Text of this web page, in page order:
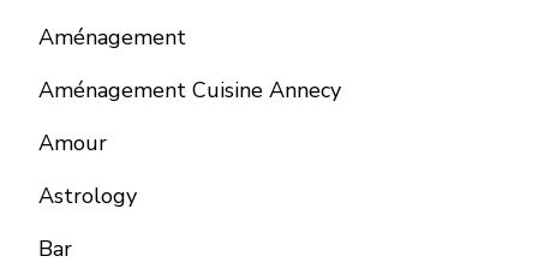
Aménagement
Aménagement Cuisine Annecy
Amour
Astrology
Bar